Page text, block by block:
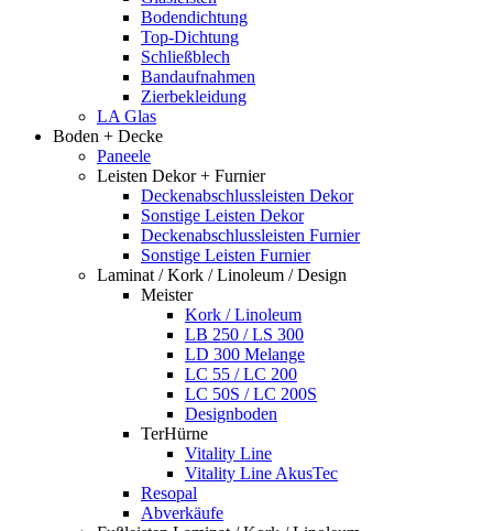
Bodendichtung
Top-Dichtung
Schließblech
Bandaufnahmen
Zierbekleidung
LA Glas
Boden + Decke
Paneele
Leisten Dekor + Furnier
Deckenabschlussleisten Dekor
Sonstige Leisten Dekor
Deckenabschlussleisten Furnier
Sonstige Leisten Furnier
Laminat / Kork / Linoleum / Design
Meister
Kork / Linoleum
LB 250 / LS 300
LD 300 Melange
LC 55 / LC 200
LC 50S / LC 200S
Designboden
TerHürne
Vitality Line
Vitality Line AkusTec
Resopal
Abverkäufe